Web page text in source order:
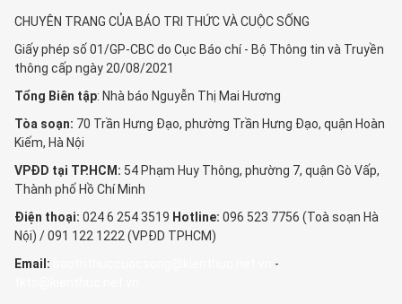
CHUYÊN TRANG CỦA BÁO TRI THỨC VÀ CUỘC SỐNG
Giấy phép số 01/GP-CBC do Cục Báo chí - Bộ Thông tin và Truyền
thông cấp ngày 20/08/2021
Tổng Biên tập: Nhà báo Nguyễn Thị Mai Hương
Tòa soạn: 70 Trần Hưng Đạo, phường Trần Hưng Đạo, quận Hoàn
Kiếm, Hà Nội
VPĐD tại TP.HCM: 54 Phạm Huy Thông, phường 7, quận Gò Vấp,
Thành phố Hồ Chí Minh
Điện thoại: 024 6 254 3519 Hotline: 096 523 7756 (Toà soạn Hà
Nội) / 091 122 1222 (VPĐD TPHCM)
Email:
-